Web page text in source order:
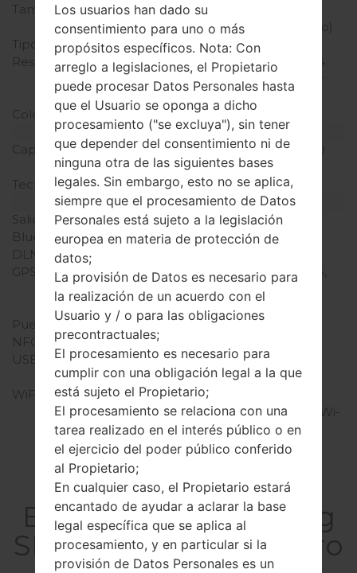
Tamaño de la pantalla
5.0 pulgadas (~68%
relación pantalla-cuerpo)
Tipo de Pantalla
PLS TFT LCD
Resolución de Pantalla
720 x 1280 píxeles (~294
densidad de píxeles por
pulgada)
Colores de pantalla
16M colores
Batería y Teclado
Capacidad de batería
No extraíble Li-Ion 2400
mAh
Teclado físico
-
Interfaces
Salida de audio
3.5mm jack
Bluetooth
v.4.2, A2DP, LE
DLNA
GPS
Sí, con A-GPS, GLONASS,
Geotagging, BeiDou, S-
GPS, QuickGPS
Puerto infrarrojo
-
NFC
USB
microUSB 2.0, USB
charging
WiFi
Wi-Fi 802.11 b/g/n, Wi-Fi
Direct, Wi-Fi Tethering, Wi-
Fi punto de acceso
El FirmwareSamsung
SM-J330GGalaxy J3 Pro
Los usuarios han dado su
consentimiento para uno o más
propósitos específicos. Nota: Con
arreglo a legislaciones, el Propietario
puede procesar Datos Personales hasta
que el Usuario se oponga a dicho
procesamiento ("se excluya"), sin tener
que depender del consentimiento ni de
ninguna otra de las siguientes bases
legales. Sin embargo, esto no se aplica,
siempre que el procesamiento de Datos
Personales está sujeto a la legislación
europea en materia de protección de
datos;
La provisión de Datos es necesario para
la realización de un acuerdo con el
Usuario y / o para las obligaciones
precontractuales;
El procesamiento es necesario para
cumplir con una obligación legal a la que
está sujeto el Propietario;
El procesamiento se relaciona con una
tarea realizado en el interés público o en
el ejercicio del poder público conferido
al Propietario;
En cualquier caso, el Propietario estará
encantado de ayudar a aclarar la base
legal específica que se aplica al
procesamiento, y en particular si la
provisión de Datos Personales es un